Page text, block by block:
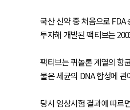
국산 신약 중 처음으로 FDA
투자해 개발된 팩티브는
팩티브는 퀴놀론 계열의 항
물은 세균의 DNA 합성에
당시 임상시험 결과에 따르